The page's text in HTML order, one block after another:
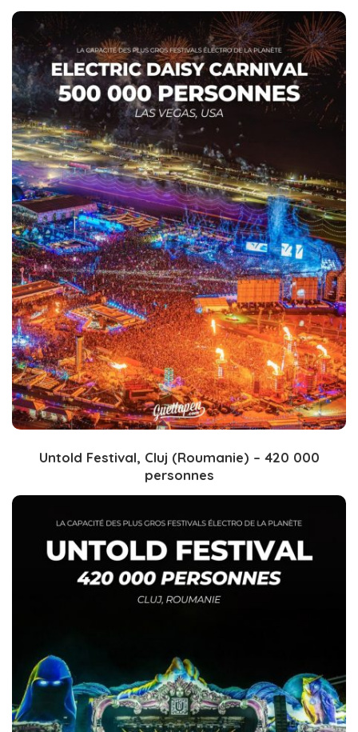
Untold Festival, Cluj (Roumanie) – 420 000
personnes